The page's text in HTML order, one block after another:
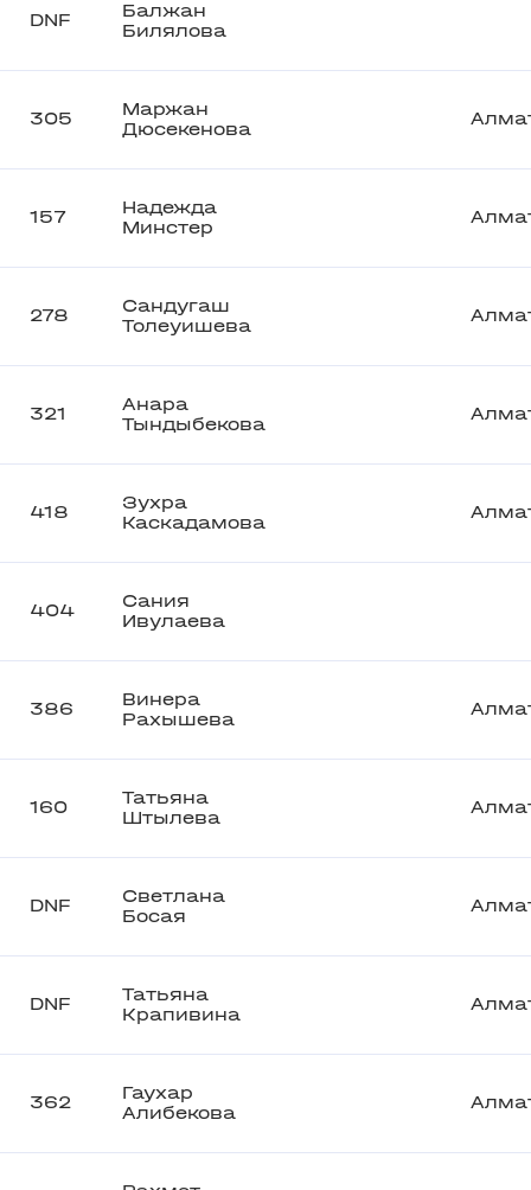
DNF
Балжан
Билялова
305
Маржан
Дюсекенова
157
Надежда
Минстер
278
Сандугаш
Толеуишева
321
Анара
Тындыбекова
418
Зухра
Каскадамова
404
Сания
Ивулаева
386
Винера
Рахышева
160
Татьяна
Штылева
DNF
Светлана
Босая
DNF
Татьяна
Крапивина
362
Гаухар
Алибекова